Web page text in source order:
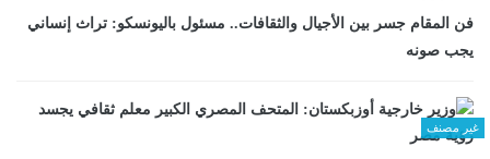
فن المقام جسر بين الأجيال والثقافات.. مسئول باليونسكو: تراث إنساني
يجب صونه
غير مصنف